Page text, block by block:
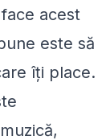
acest
este să
îți place.